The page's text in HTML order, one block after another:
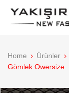
Home Ürünler
Gömlek Owersize